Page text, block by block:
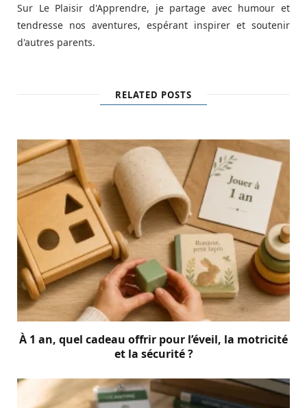
Sur Le Plaisir d'Apprendre, je partage avec humour et
tendresse nos aventures, espérant inspirer et soutenir
d'autres parents.
RELATED POSTS
À 1 an, quel cadeau offrir pour l’éveil, la motricité
et la sécurité ?